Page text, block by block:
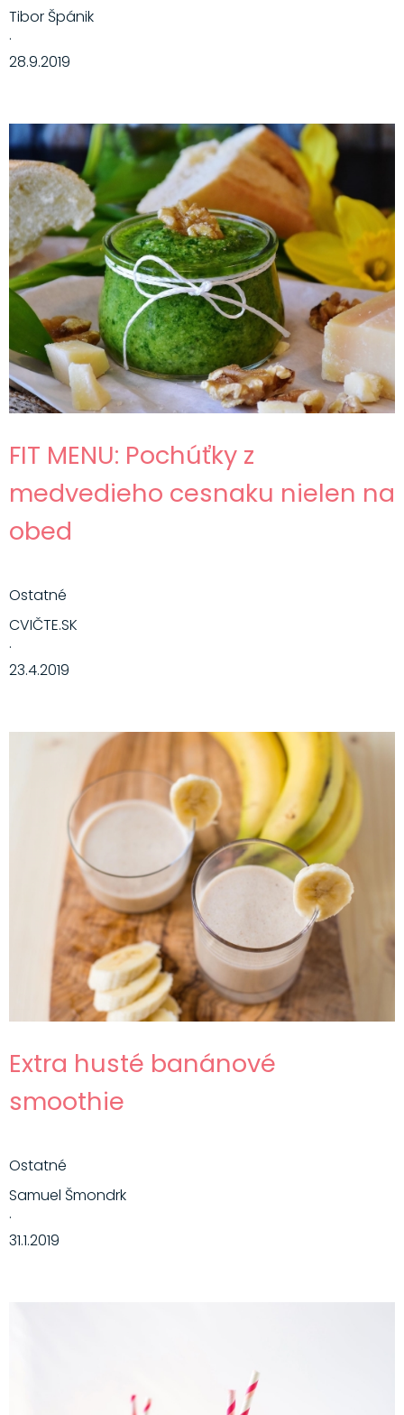
Tibor Špánik
·
28.9.2019
FIT MENU: Pochúťky z
medvedieho cesnaku nielen na
obed
Ostatné
CVIČTE.SK
·
23.4.2019
Extra husté banánové
smoothie
Ostatné
Samuel Šmondrk
·
31.1.2019